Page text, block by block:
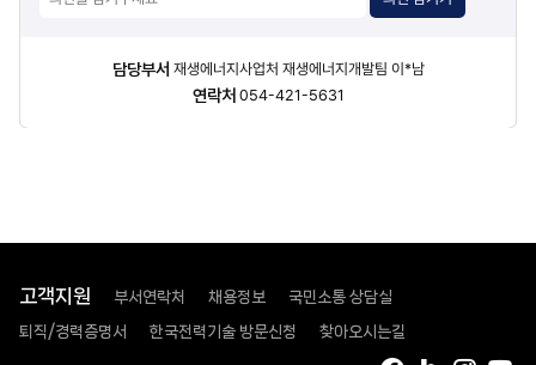
담당부서 재생에너지사업처 재생에너지개발팀 이*남
연락처 054-421-5631
고객지원 부서연락처 채용정보 국민소통 상담실
퇴직/경력증명서 한국전력기술 방문신청 찾아오시는길